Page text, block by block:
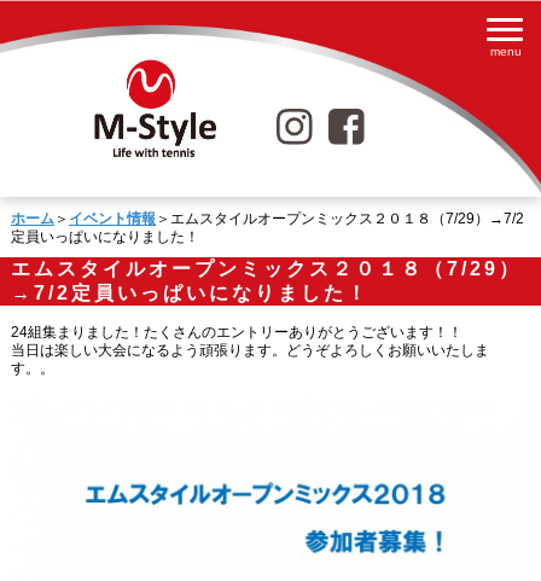
ホーム＞ イベント情報 ＞エムスタイルオープンミックス２０１８（7/29）→7/2
定員いっぱいになりました！
エムスタイルオープンミックス２０１８（7/29）
→7/2定員いっぱいになりました！
24組集まりました！たくさんのエントリーありがとうございます！！
当日は楽しい大会になるよう頑張ります。どうぞよろしくお願いいたしま
す。。